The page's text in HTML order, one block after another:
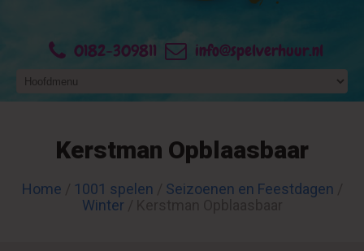
0182-309811 info@spelverhuur.nl
Kerstman Opblaasbaar
Home 1001 spelen Seizoenen en Feestdagen
Winter